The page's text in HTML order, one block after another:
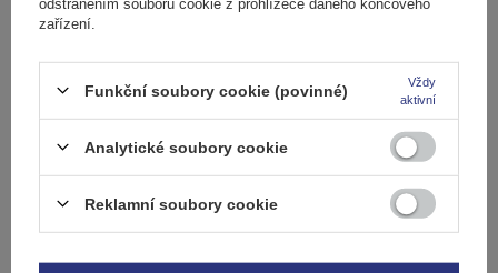
3 401,00 Kč
Produkt dostupný ve velkém množství
Již nyní zašleme 11. srpna
Přidat
košíku
zařízení.
Funkční soubory cookie (povinné)
Vždy
aktivní
Analytické soubory cookie
Reklamní soubory cookie